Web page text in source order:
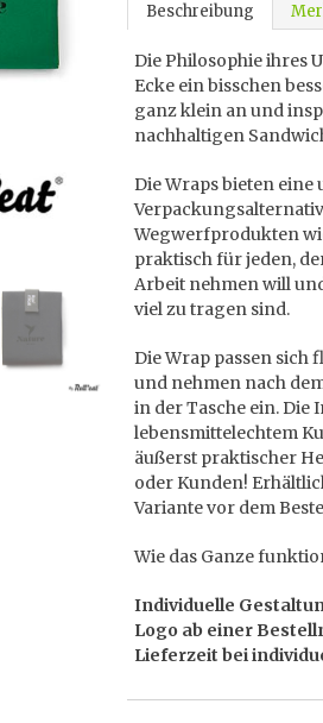
Beschreibung
Die Philosophie ihres
Ecke ein bisschen
ganz klein an und
nachhaltigen
Die Wraps bieten
Wegwerfprodukten
praktisch für jeden,
Arbeit nehmen will
viel zu tragen sind.
Die Wrap passen sich
und nehmen nach
in der Tasche ein. Die
lebensmittelechtem
äußerst praktischer
oder Kunden!
Variante vor dem
Wie das Ganze
Individuelle
Logo ab einer
Lieferzeit bei